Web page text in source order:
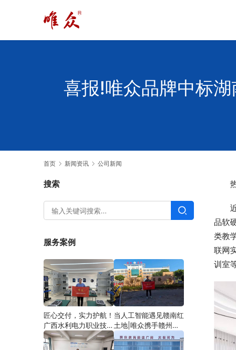
喜报!唯众品牌中标
首页 新闻资讯 公司新闻
品软
类教
联网
训室
搜索
服务案例
匠心交付，实力护航！
广西水利电力职业技术
学院智慧建筑综合布线
实训项目圆满落地
当人工智能遇见赣南红
土地|唯众携手赣州农
校，开辟涉农职教
“AI+农业”新路径